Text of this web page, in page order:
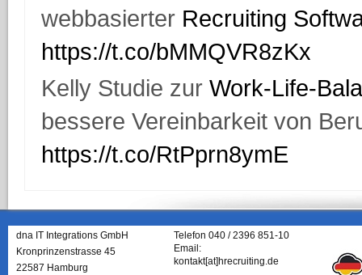
webbasierter Recruiting
https://t.co/bMMQVR8zKx
Kelly Studie zur Work-Life-
bessere Vereinbarkeit von
https://t.co/RtPprn8ymE
dna IT Integrations GmbH
Kronprinzenstrasse 45
22587 Hamburg
Telefon 040 / 2396 851-10
Email:
kontakt[at]hrecruiting.de